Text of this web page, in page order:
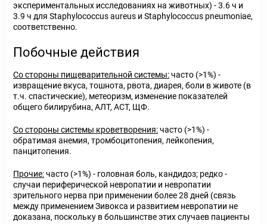
экспериментальных исследованиях на животных) - 3.6 ч и
3.9 ч для Staphylococcus aureus и Staphylococcus pneumoniae,
соответственно.
Побочные действия
Со стороны пищеварительной системы:часто (>1%) -
извращение вкуса, тошнота, рвота, диарея, боли в животе (в
т.ч. спастические), метеоризм, изменение показателей
общего билирубина, АЛТ, АСТ, ЩФ.
Со стороны системы кроветворения:часто (>1%) -
обратимая анемия, тромбоцитопения, лейкопения,
панцитопения.
Прочие:часто (>1%) - головная боль, кандидоз; редко -
случаи периферической невропатии и невропатии
зрительного нерва при применении более 28 дней (связь
между применением Зивокса и развитием невропатии не
доказана, поскольку в большинстве этих случаев пациенты